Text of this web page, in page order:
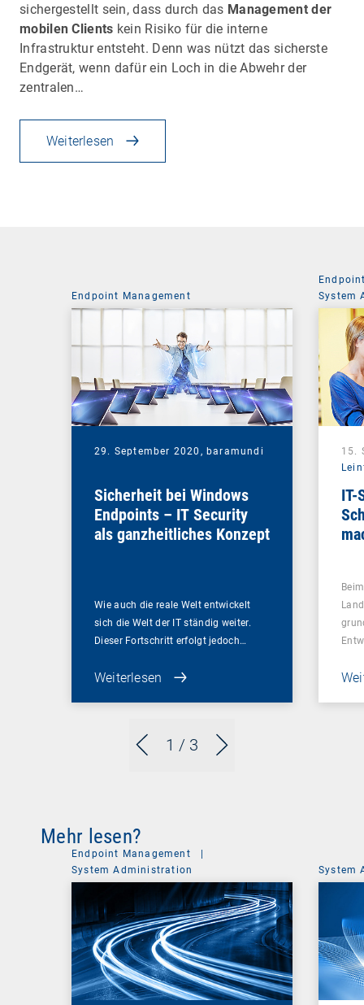
sichergestellt sein, dass durch das Management der
mobilen Clients kein Risiko für die interne
Infrastruktur entsteht. Denn was nützt das sicherste
Endgerät, wenn dafür ein Loch in die Abwehr der
zentralen…
Weiterlesen
1 / 3
Endpoint Management
29. September 2020, baramundi
Sicherheit bei Windows
Endpoints – IT Security
als ganzheitliches Konzept
Wie auch die reale Welt entwickelt
sich die Welt der IT ständig weiter.
Dieser Fortschritt erfolgt jedoch…
Weiterlesen
System
15.
IT-
Mehr lesen?
Endpoint Management
|
System Administration
System